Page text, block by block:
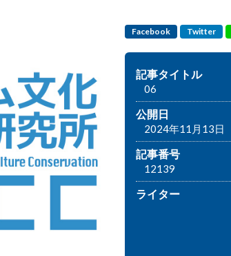
Facebook Twitter
記事タイトル
06
公開日
2024年11月13日
記事番号
12139
ライター